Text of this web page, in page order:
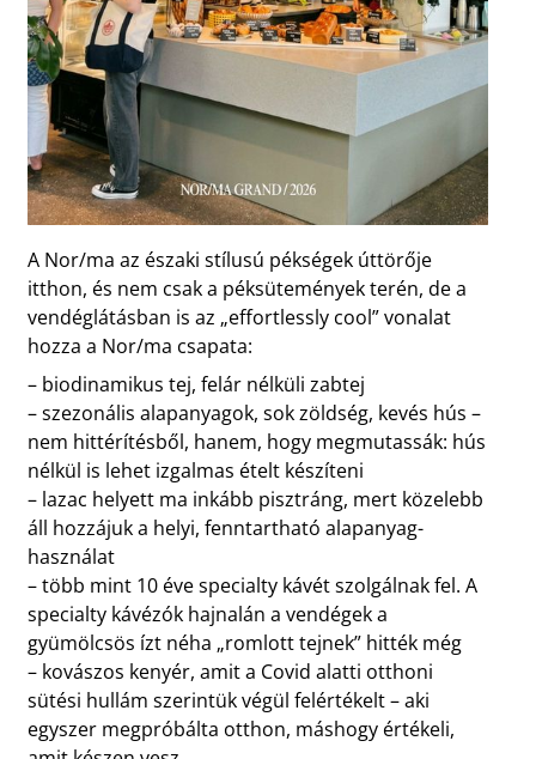
A Nor/ma az északi stílusú pékségek úttörője
itthon, és nem csak a péksütemények terén, de a
vendéglátásban is az „effortlessly cool” vonalat
hozza a Nor/ma csapata:
– biodinamikus tej, felár nélküli zabtej
– szezonális alapanyagok, sok zöldség, kevés hús –
nem hittérítésből, hanem, hogy megmutassák: hús
nélkül is lehet izgalmas ételt készíteni
– lazac helyett ma inkább pisztráng, mert közelebb
áll hozzájuk a helyi, fenntartható alapanyag-
használat
– több mint 10 éve specialty kávét szolgálnak fel. A
specialty kávézók hajnalán a vendégek a
gyümölcsös ízt néha „romlott tejnek” hitték még
– kovászos kenyér, amit a Covid alatti otthoni
sütési hullám szerintük végül felértékelt – aki
egyszer megpróbálta otthon, máshogy értékeli,